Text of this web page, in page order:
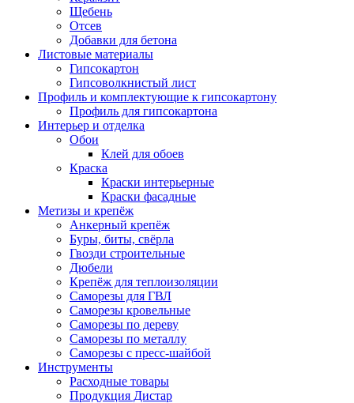
Щебень
Отсев
Добавки для бетона
Листовые материалы
Гипсокартон
Гипсоволкнистый лист
Профиль и комплектующие к гипсокартону
Профиль для гипсокартона
Интерьер и отделка
Обои
Клей для обоев
Краска
Краски интерьерные
Краски фасадные
Метизы и крепёж
Анкерный крепёж
Буры, биты, свёрла
Гвозди строительные
Дюбели
Крепёж для теплоизоляции
Саморезы для ГВЛ
Саморезы кровельные
Саморезы по дереву
Саморезы по металлу
Саморезы с пресс-шайбой
Инструменты
Расходные товары
Продукция Дистар